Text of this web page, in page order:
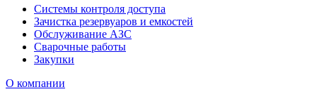
Системы контроля доступа
Зачистка резервуаров и емкостей
Обслуживание АЗС
Сварочные работы
Закупки
О компании